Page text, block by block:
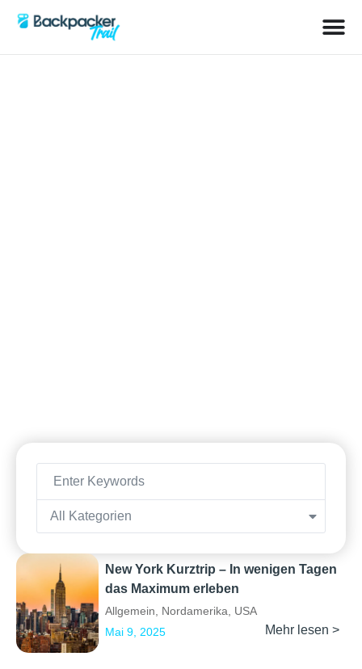
All Kategorien
New York Kurztrip – In wenigen Tagen
das Maximum erleben
Allgemein, Nordamerika, USA
Mai 9, 2025
Mehr lesen >